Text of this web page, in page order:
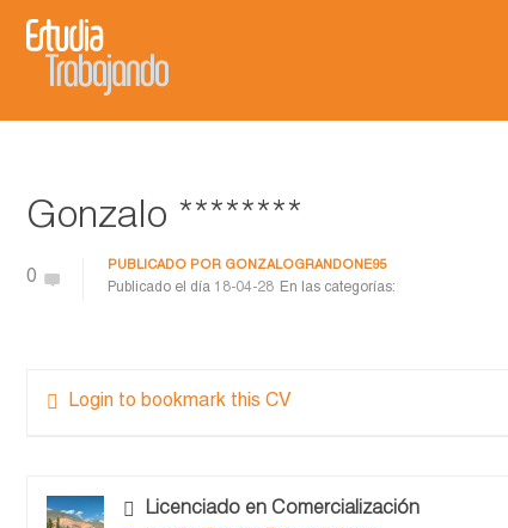
Gonzalo ********
0
PUBLICADO POR GONZALOGRANDONE95
Publicado el día 18-04-28 En las categorías:
Login to bookmark this CV
Licenciado en Comercialización